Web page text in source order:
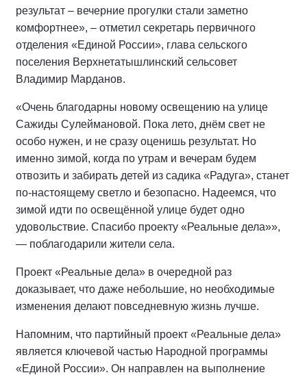
результат – вечерние прогулки стали заметно
комфортнее», – отметил секретарь первичного
отделения «Единой России», глава сельского
поселения Верхнетатышлинский сельсовет
Владимир Марданов.
«Очень благодарны новому освещению на улице
Сажиды Сулеймановой. Пока лето, днём свет не
особо нужен, и не сразу оценишь результат. Но
именно зимой, когда по утрам и вечерам будем
отвозить и забирать детей из садика «Радуга», станет
по-настоящему светло и безопасно. Надеемся, что
зимой идти по освещённой улице будет одно
удовольствие. Спасибо проекту «Реальные дела»»,
— поблагодарили жители села.
Проект «Реальные дела» в очередной раз
доказывает, что даже небольшие, но необходимые
изменения делают повседневную жизнь лучше.
Напомним, что партийный проект «Реальные дела»
является ключевой частью Народной программы
«Единой России». Он направлен на выполнение